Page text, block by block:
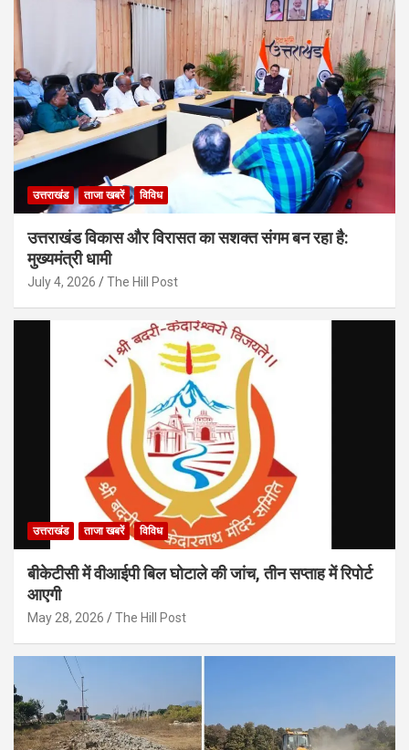
उत्तराखंड ताजा खबरें विविध
उत्तराखंड विकास और विरासत का सशक्त संगम बन रहा है:
मुख्यमंत्री धामी
July 4, 2026 The Hill Post
उत्तराखंड ताजा खबरें विविध
बीकेटीसी में वीआईपी बिल घोटाले की जांच, तीन सप्ताह में रिपोर्ट
आएगी
May 28, 2026 The Hill Post